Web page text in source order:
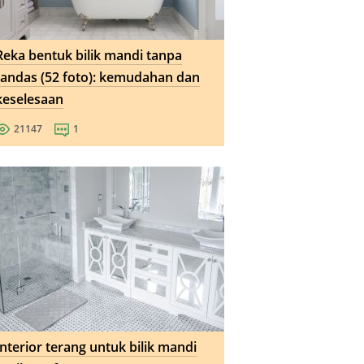
bentuk bilik mandi tanpa
(52 foto): kemudahan dan
21147 1
terang untuk bilik mandi